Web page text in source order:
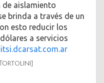
de aislamiento
brinda a través de un
esto reducir los
a servicios